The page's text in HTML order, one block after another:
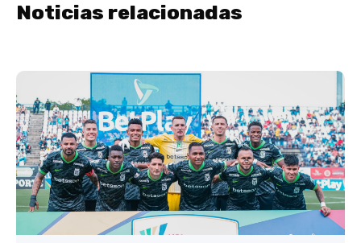
Noticias relacionadas